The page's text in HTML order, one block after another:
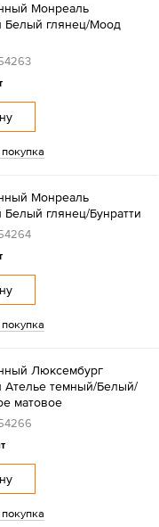
Монреаль
Белый глянец/Моод
Монреаль
глянец/Бунратти
Люксембург
Ателье темный/Белый/
матовое